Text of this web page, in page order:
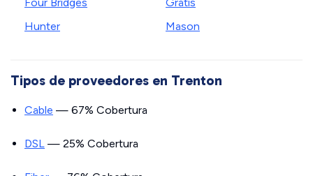
Hunter
Mason
Tipos de proveedores en Trenton
Cable — 67% Cobertura
DSL — 25% Cobertura